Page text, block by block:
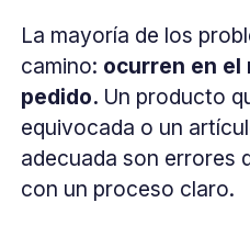
La mayoría de los
camino: ocurren en el
pedido. Un producto
equivocada o un
adecuada son errores
con un proceso claro.